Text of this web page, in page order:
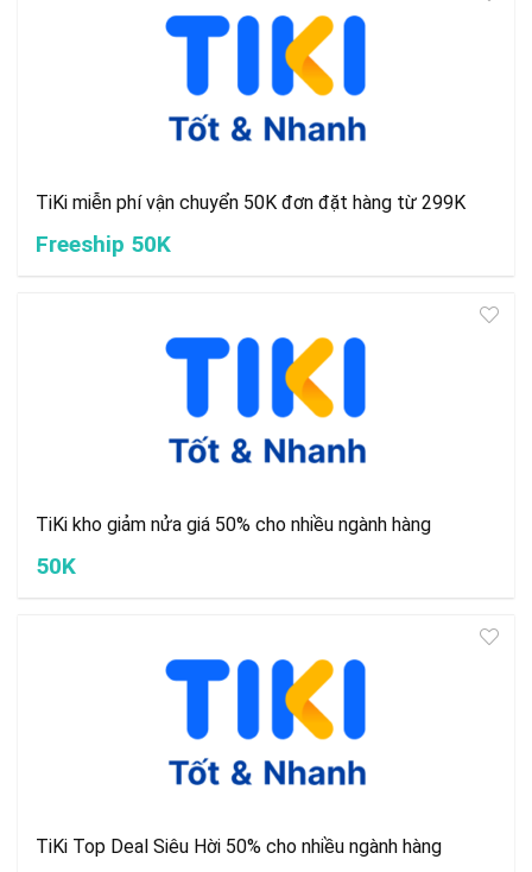
TiKi miễn phí vận chuyển 50K đơn đặt hàng từ 299K
Freeship 50K
TiKi kho giảm nửa giá 50% cho nhiều ngành hàng
50K
TiKi Top Deal Siêu Hời 50% cho nhiều ngành hàng